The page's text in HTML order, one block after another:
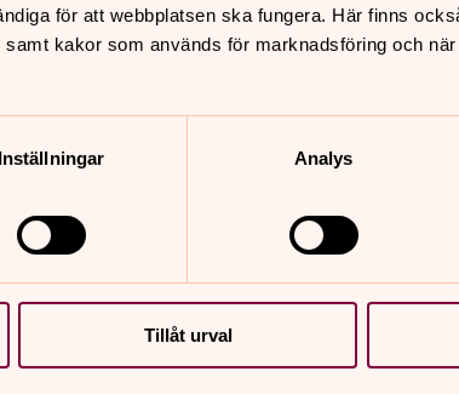
för att webbplatsen ska fungera. Här finns
kakor som används för marknadsföring och
Inställningar Analys
Tillåt urval